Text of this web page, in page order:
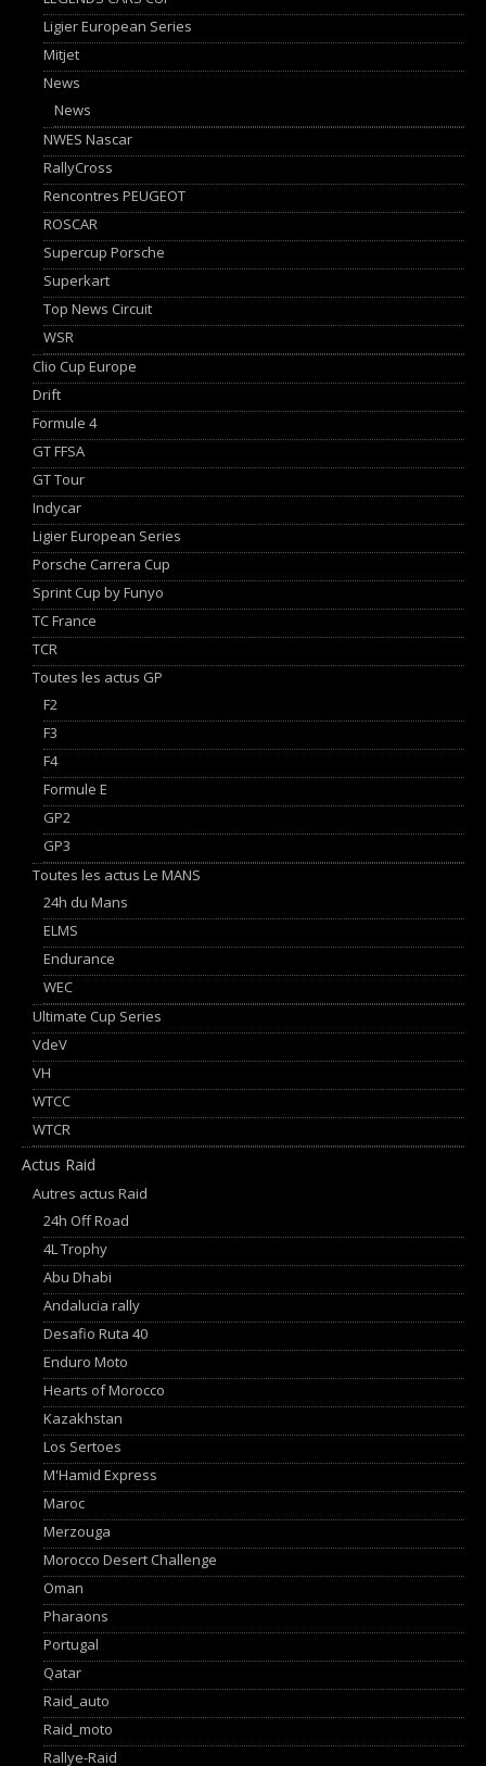
Ligier European Series
Mitjet
News
News
NWES Nascar
RallyCross
Rencontres PEUGEOT
ROSCAR
Supercup Porsche
Superkart
Top News Circuit
WSR
Clio Cup Europe
Drift
Formule 4
GT FFSA
GT Tour
Indycar
Ligier European Series
Porsche Carrera Cup
Sprint Cup by Funyo
TC France
TCR
Toutes les actus GP
F2
F3
F4
Formule E
GP2
GP3
Toutes les actus Le MANS
24h du Mans
ELMS
Endurance
WEC
Ultimate Cup Series
VdeV
VH
WTCC
WTCR
Actus Raid
Autres actus Raid
24h Off Road
4L Trophy
Abu Dhabi
Andalucia rally
Desafio Ruta 40
Enduro Moto
Hearts of Morocco
Kazakhstan
Los Sertoes
M'Hamid Express
Maroc
Merzouga
Morocco Desert Challenge
Oman
Pharaons
Portugal
Qatar
Raid_auto
Raid_moto
Rallye-Raid